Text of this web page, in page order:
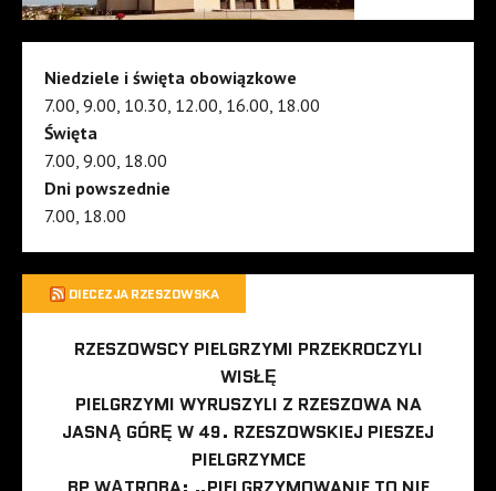
Niedziele i święta obowiązkowe
7.00, 9.00, 10.30, 12.00, 16.00, 18.00
Święta
7.00, 9.00, 18.00
Dni powszednie
7.00, 18.00
DIECEZJA RZESZOWSKA
RZESZOWSCY PIELGRZYMI PRZEKROCZYLI
WISŁĘ
PIELGRZYMI WYRUSZYLI Z RZESZOWA NA
JASNĄ GÓRĘ W 49. RZESZOWSKIEJ PIESZEJ
PIELGRZYMCE